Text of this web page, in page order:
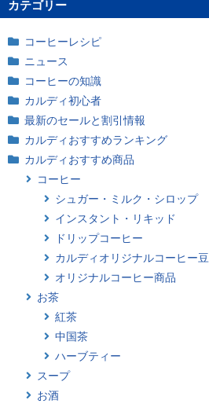
カテゴリー
コーヒーレシピ
ニュース
コーヒーの知識
カルディ初心者
最新のセールと割引情報
カルディおすすめランキング
カルディおすすめ商品
コーヒー
シュガー・ミルク・シロップ
インスタント・リキッド
ドリップコーヒー
カルディオリジナルコーヒー豆
オリジナルコーヒー商品
お茶
紅茶
中国茶
ハーブティー
スープ
お酒